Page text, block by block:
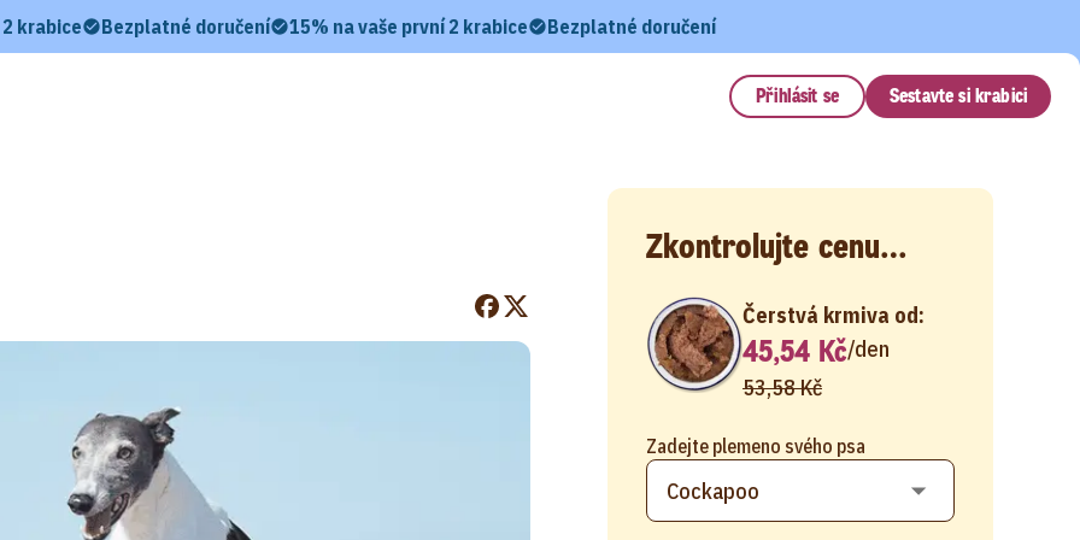
krabice Bezplatné doručení 15% na vaše první 2 krabice Bezplatné doručení
Přihlásit se Sestavte si krabici
Zkontrolujte cenu…
Zadejte plemeno svého psa
Čerstvá krmiva od:
45,54 Kč/den
53,58 Kč